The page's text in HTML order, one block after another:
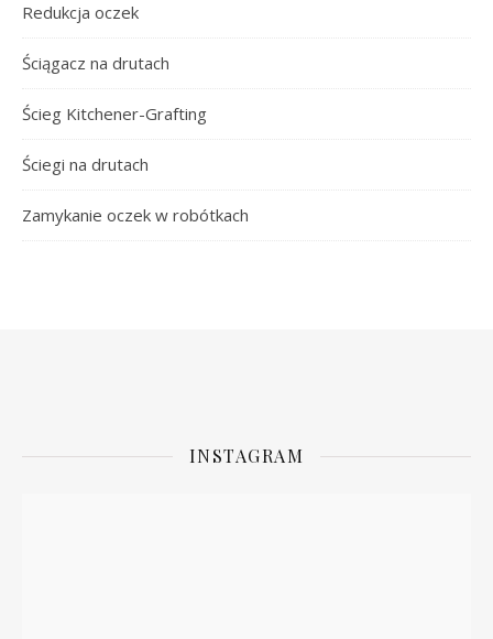
Redukcja oczek
Ściągacz na drutach
Ścieg Kitchener-Grafting
Ściegi na drutach
Zamykanie oczek w robótkach
INSTAGRAM